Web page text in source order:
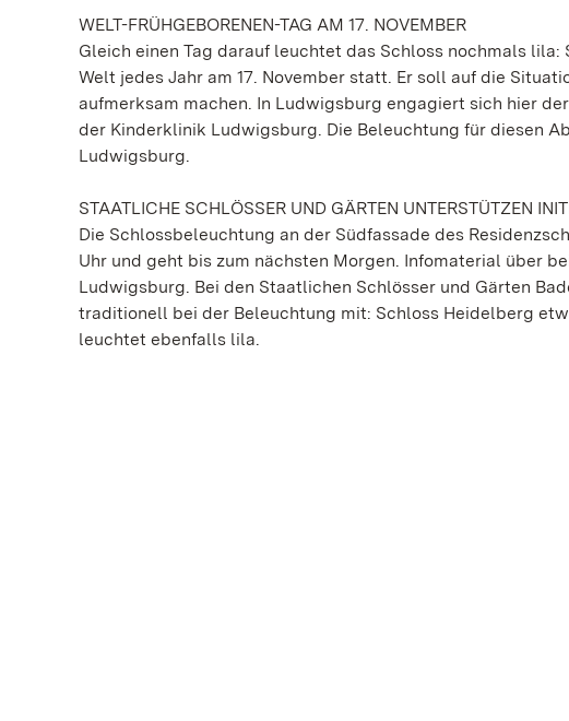
WELT-FRÜHGEBORENEN-TAG AM 17. NOVEMBER
Gleich einen Tag darauf leuchtet das Schloss nochmals lila:
Welt jedes Jahr am 17. November statt. Er soll auf die
aufmerksam machen. In Ludwigsburg engagiert sich hier
der Kinderklinik Ludwigsburg. Die Beleuchtung für diesen
Ludwigsburg.
STAATLICHE SCHLÖSSER UND GÄRTEN UNTERSTÜTZEN
Die Schlossbeleuchtung an der Südfassade des
Uhr und geht bis zum nächsten Morgen. Infomaterial über
Ludwigsburg. Bei den Staatlichen Schlösser und Gärten
traditionell bei der Beleuchtung mit: Schloss Heidelberg
leuchtet ebenfalls lila.